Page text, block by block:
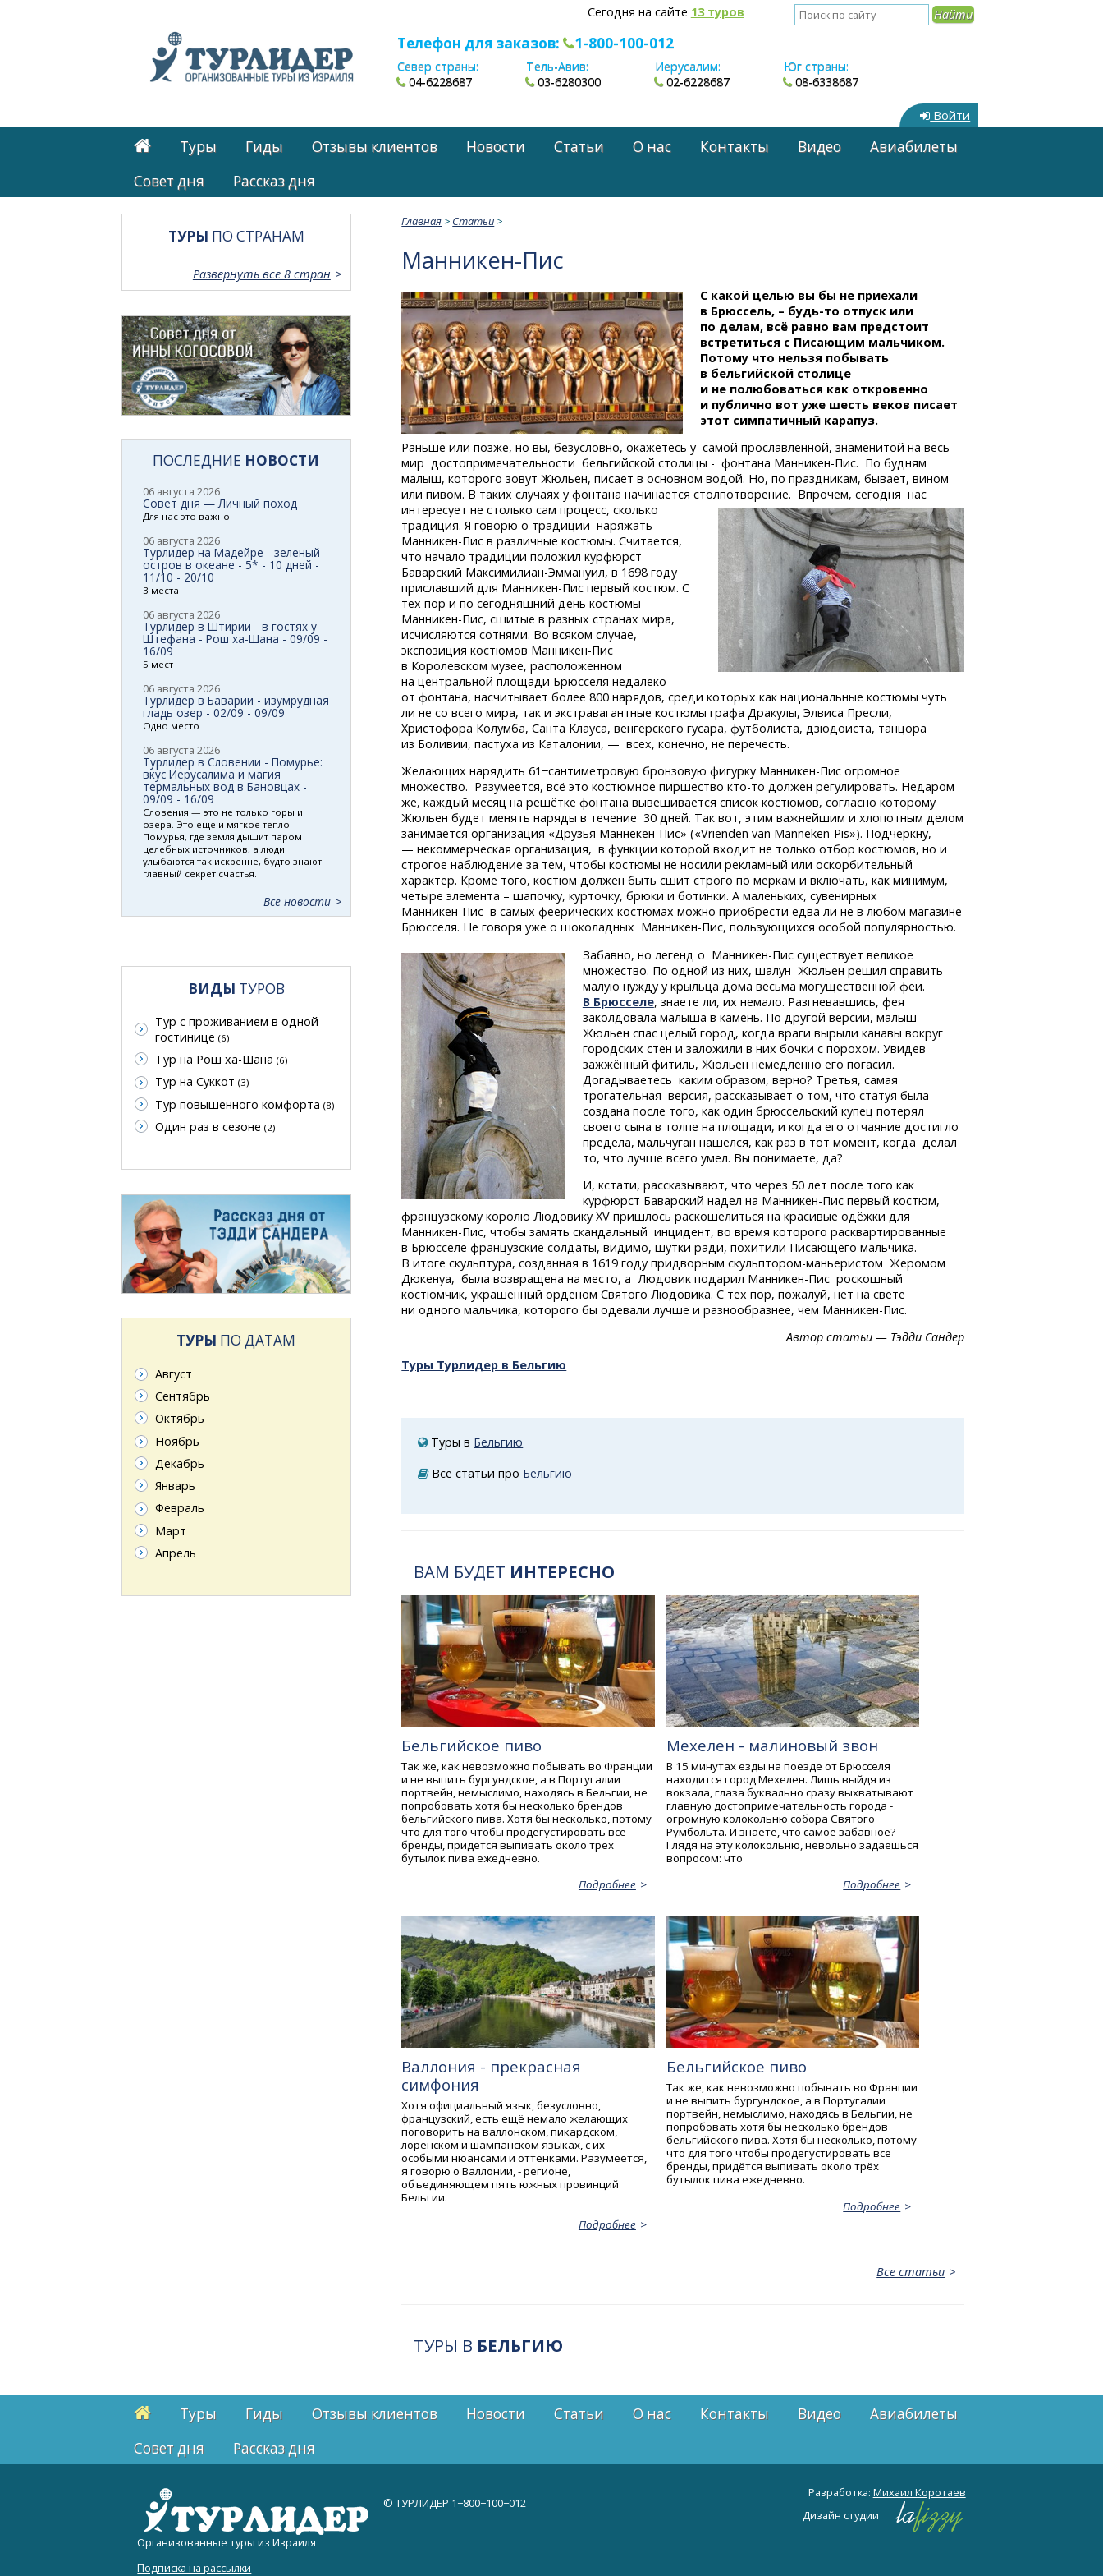
Сегодня на сайте 13 туров
Телефон для заказов: 1-800-100-012
Север страны:
04-6228687
Тель-Авив:
03-6280300
Иерусалим:
02-6228687
Юг страны:
08-6338687
Войти
Туры Гиды Отзывы клиентов Новости Статьи О нас Контакты Видео
Авиабилеты
Cовет дня
Рассказ дня
Главная > Статьи >
Манникен-Пис
С какой целью вы бы не приехали
в Брюссель, – будь-то отпуск или
по делам, всё равно вам предстоит
встретиться с Писающим мальчиком.
Потому что нельзя побывать
в бельгийской столице
и не полюбоваться как откровенно
и публично вот уже шесть веков писает
этот симпатичный карапуз.
Раньше или позже, но вы, безусловно, окажетесь у самой прославленной, знаменитой на весь
мир достопримечательности бельгийской столицы - фонтана Манникен-Пис. По будням
малыш, которого зовут Жюльен, писает в основном водой. Но, по праздникам, бывает, вином
или пивом. В таких случаях у фонтана начинается столпотворение. Впрочем, сегодня нас
интересует не столько сам процесс, сколько
традиция. Я говорю о традиции наряжать
Манникен-Пис в различные костюмы. Считается,
что начало традиции положил курфюрст
Баварский Максимилиан-Эммануил, в 1698 году
приславший для Манникен-Пис первый костюм. С
тех пор и по сегодняшний день костюмы
Манникен-Пис, сшитые в разных странах мира,
исчисляются сотнями. Во всяком случае,
экспозиция костюмов Манникен-Пис
в Королевском музее, расположенном
на центральной площади Брюсселя недалеко
от фонтана, насчитывает более 800 нарядов, среди которых как национальные костюмы чуть
ли не со всего мира, так и экстравагантные костюмы графа Дракулы, Элвиса Пресли,
Христофора Колумба, Санта Клауса, венгерского гусара, футболиста, дзюдоиста, танцора
из Боливии, пастуха из Каталонии, — всех, конечно, не перечесть.
Желающих нарядить 61−сантиметровую бронзовую фигурку Манникен-Пис огромное
множество. Разумеется, всё это костюмное пиршествокто-то должен регулировать. Недаром
же, каждый месяц на решётке фонтана вывешивается список костюмов, согласно которому
Жюльен будет менять наряды в течение 30 дней. Так вот, этим важнейшим и хлопотным делом
занимается организация «Друзья Маннекен-Пис» («Vriendenvan Manneken-Pis»). Подчеркну,
— некоммерческая организация, в функции которой входит не только отбор костюмов, но и
строгое наблюдение за тем, чтобы костюмы не носили рекламный или оскорбительный
характер. Кроме того, костюм должен быть сшит строго по меркам и включать, как минимум,
четыре элемента – шапочку, курточку, брюки и ботинки. А маленьких, сувенирных
Манникен-Пис в самых феерических костюмах можно приобрести едва ли не в любом магазине
Брюсселя. Не говоря уже о шоколадных Манникен-Пис, пользующихся особой популярностью.
Забавно, но легенд о Манникен-Писсуществует великое
множество. По одной из них, шалун Жюльен решил справить
малую нужду у крыльца дома весьма могущественной феи.
В Брюсселе, знаете ли, их немало. Разгневавшись, фея
заколдовала малыша в камень. По другой версии, малыш
Жюльен спас целый город, когда враги вырыли канавы вокруг
городских стен и заложили в них бочки с порохом. Увидев
зажжённый фитиль, Жюльен немедленно его погасил.
Догадываетесь каким образом, верно? Третья, самая
трогательная версия, рассказывает о том, что статуя была
создана после того, как один брюссельский купец потерял
своего сына в толпе на площади, и когда его отчаяние достигло
предела, мальчуган нашёлся, как раз в тот момент, когда делал
то, что лучше всего умел. Вы понимаете, да?
И, кстати, рассказывают, что через 50 лет после того как
курфюрст Баварский надел на Манникен-Писпервый костюм,
французскому королю Людовику XV пришлось раскошелиться на красивые одёжки для
Манникен-Пис, чтобы замять скандальный инцидент, во время которого расквартированные
в Брюсселе французские солдаты, видимо, шутки ради, похитили Писающего мальчика.
В итоге скульптура, созданная в 1619 году придворнымскульптором-маньеристом Жеромом
Дюкенуа, была возвращена на место, а Людовик подарил Манникен-Пис роскошный
костюмчик, украшенный орденом Святого Людовика. С тех пор, пожалуй, нет на свете
ни одного мальчика, которого бы одевали лучше и разнообразнее, чем Манникен-Пис.
Автор статьи — Тэдди Сандер
Туры Турлидер в Бельгию
Туры в Бельгию
Все статьи про Бельгию
ВАМ БУДЕТ ИНТЕРЕСНО
Бельгийское пиво
Так же, как невозможно побывать во Франции
и не выпить бургундское, а в Португалии
портвейн, немыслимо, находясь в Бельгии, не
попробовать хотя бы несколько брендов
бельгийского пива. Хотя бы несколько, потому
что для того чтобы продегустировать все
бренды, придётся выпивать около трёх
бутылок пива ежедневно.
Подробнее
Мехелен - малиновый звон
В 15 минутах езды на поезде от Брюсселя
находится город Мехелен. Лишь выйдя из
вокзала, глаза буквально сразу выхватывают
главную достопримечательность города -
огромную колокольню собора Святого
Румбольта. И знаете, что самое забавное?
Глядя на эту колокольню, невольно задаёшься
вопросом: что
Подробнее
Валлония - прекрасная
симфония
Хотя официальный язык, безусловно,
французский, есть ещё немало желающих
поговорить на валлонском, пикардском,
лоренском и шампанском языках, с их
особыми нюансами и оттенками. Разумеется,
я говорю о Валлонии, - регионе,
объединяющем пять южных провинций
Бельгии.
Подробнее
Бельгийское пиво
Так же, как невозможно побывать во Франции
и не выпить бургундское, а в Португалии
портвейн, немыслимо, находясь в Бельгии, не
попробовать хотя бы несколько брендов
бельгийского пива. Хотя бы несколько, потому
что для того чтобы продегустировать все
бренды, придётся выпивать около трёх
бутылок пива ежедневно.
Подробнее
Все статьи
ТУРЫ В БЕЛЬГИЮ
ТУРЫ ПО СТРАНАМ
Развернуть все 8 стран
ПОСЛЕДНИЕ НОВОСТИ
06 августа 2026
Совет дня — Личный поход
Для нас это важно!
06 августа 2026
Турлидер на Мадейре - зеленый
остров в океане - 5* - 10 дней -
11/10 - 20/10
3 места
06 августа 2026
Турлидер в Штирии - в гостях у
Штефана - Рош ха-Шана - 09/09 -
16/09
5 мест
06 августа 2026
Турлидер в Баварии - изумрудная
гладь озер - 02/09 - 09/09
Одно место
06 августа 2026
Турлидер в Словении - Помурье:
вкус Иерусалима и магия
термальных вод в Бановцах -
09/09 - 16/09
Словения — это не только горы и
озера. Это еще и мягкое тепло
Помурья, где земля дышит паром
целебных источников, а люди
улыбаются так искренне, будто знают
главный секрет счастья.
Все новости
ВИДЫ ТУРОВ
Тур с проживанием в одной
гостинице (6)
Тур на Рош ха-Шана (6)
Тур на Суккот (3)
Тур повышенного комфорта (8)
Один раз в сезоне (2)
ТУРЫ ПО ДАТАМ
Август
Сентябрь
Октябрь
Ноябрь
Декабрь
Январь
Февраль
Март
Апрель
Туры Гиды Отзывы клиентов Новости Статьи О нас Контакты Видео
Авиабилеты
Cовет дня
Рассказ дня
© ТУРЛИДЕР 1−800−100−012
Организованные туры из Израиля
Подписка на рассылки
Разработка: Михаил Коротаев
Дизайн студии